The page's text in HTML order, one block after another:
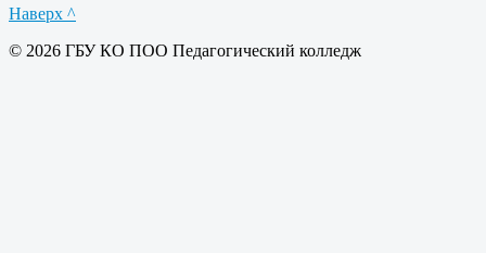
Наверх ^
© 2026 ГБУ КО ПОО Педагогический колледж